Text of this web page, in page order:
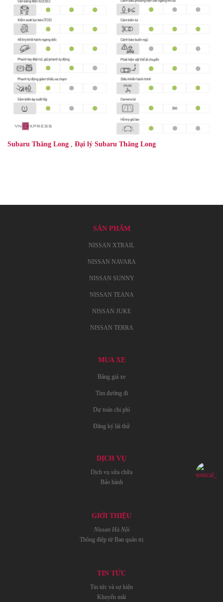
Subaru Thăng Long , Đại lý Subaru Thăng Long
SẢN PHẨM
NISSAN XTRAIL
NISSAN NAVARA
NISSAN SUNNY
NISSAN TEANA
NISSAN JUKE
NISSAN TERRA
MUA XE
Bảng giá xe
Tìm đường đi
Dự toán chi phí
Đăng ký lái thử
DỊCH VỤ
Dịch vụ sửa chữa
Bảo hành
GIỚI THIỆU
Nissan Hà Nội
Thông điệp từ Ban quản trị
TIN TỨC
Tin tức và sự kiện
Khuyến mãi